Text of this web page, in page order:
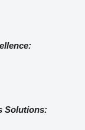
Solutions: